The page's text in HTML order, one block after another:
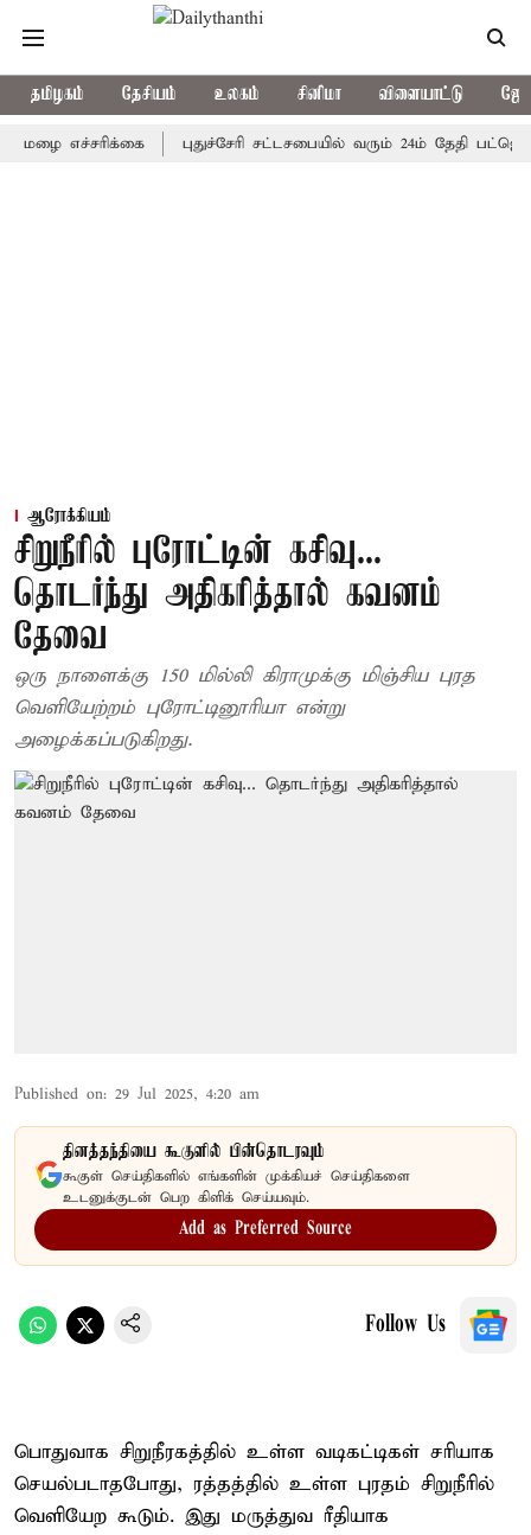
தமிழகம் தேசியம் உலகம் சினிமா விளையாட்டு
புதுச்சேரி சட்டசபையில் வரும் 24ம் தேதி பட்ஜெட்
ஆரோக்கியம்
சிறுநீரில் புரோட்டின் கசிவு...
தொடர்ந்து அதிகரித்தால் கவனம்
தேவை
ஒரு நாளைக்கு 150 மில்லி கிராமுக்கு மிஞ்சிய புரத
வெளியேற்றம் புரோட்டினூரியா என்று
அழைக்கப்படுகிறது.
Published on: 29 Jul 2025, 4:20 am
தினத்தந்தியை கூகுளில் பின்தொடரவும்
கூகுள் செய்திகளில் எங்களின் முக்கியச் செய்திகளை
உடனுக்குடன் பெற கிளிக் செய்யவும்.
Add as Preferred Source
Follow Us
பொதுவாக சிறுநீரகத்தில் உள்ள வடிகட்டிகள் சரியாக
செயல்படாதபோது, ரத்தத்தில் உள்ள புரதம் சிறுநீரில்
வெளியேற கூடும். இது மருத்துவ ரீதியாக